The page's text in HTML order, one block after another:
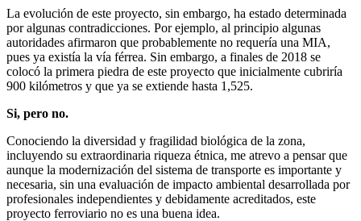
La evolución de este proyecto, sin embargo, ha estado determinada
por algunas contradicciones. Por ejemplo, al principio algunas
autoridades afirmaron que probablemente no requería una MIA,
pues ya existía la vía férrea. Sin embargo, a finales de 2018 se
colocó la primera piedra de este proyecto que inicialmente cubriría
900 kilómetros y que ya se extiende hasta 1,525.
Si, pero no.
Conociendo la diversidad y fragilidad biológica de la zona,
incluyendo su extraordinaria riqueza étnica, me atrevo a pensar que
aunque la modernización del sistema de transporte es importante y
necesaria, sin una evaluación de impacto ambiental desarrollada por
profesionales independientes y debidamente acreditados, este
proyecto ferroviario no es una buena idea.